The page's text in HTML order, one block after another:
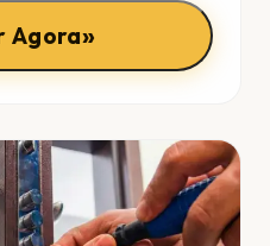
Agora»